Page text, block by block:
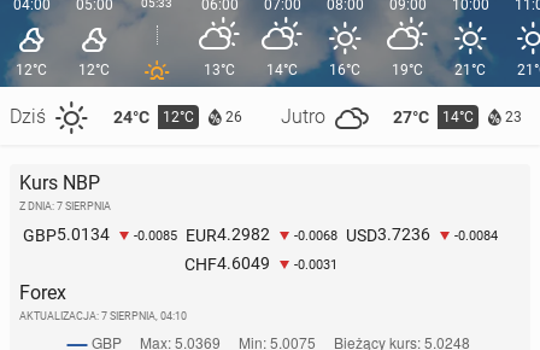
04:00
12°C
Dziś 24°C 12°C 26 Jutro 27°C 14°C 23
05:00
12°C
05:33 06:00
13°C
07:00
14°C
08:00
16°C
09:00
19°C
10:00
21°C
Kurs NBP
Z DNIA: 7 SIERPNIA
GBP5.0134 -0.0085 EUR4.2982 -0.0068 USD3.7236 -0.0084
CHF4.6049 -0.0031
Forex
AKTUALIZACJA: 7 SIERPNIA, 04:10